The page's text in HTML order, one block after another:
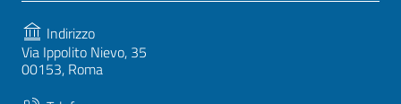
Indirizzo
Via Ippolito Nievo, 35
00153, Roma